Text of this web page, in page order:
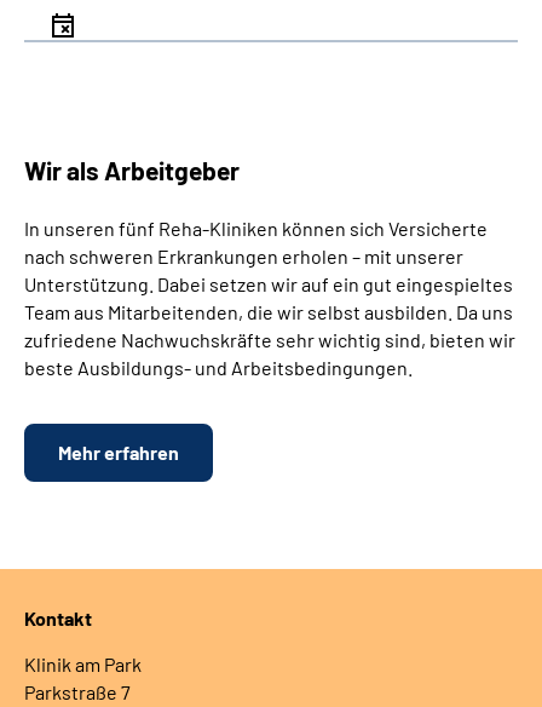
Wir als Arbeitgeber
In unseren fünf Reha-Kliniken können sich Versicherte
nach schweren Erkrankungen erholen – mit unserer
Unterstützung. Dabei setzen wir auf ein gut eingespieltes
Team aus Mitarbeitenden, die wir selbst ausbilden. Da uns
zufriedene Nachwuchskräfte sehr wichtig sind, bieten wir
beste Ausbildungs- und Arbeitsbedingungen.
Mehr erfahren
Kontakt
Klinik am Park
Parkstraße 7